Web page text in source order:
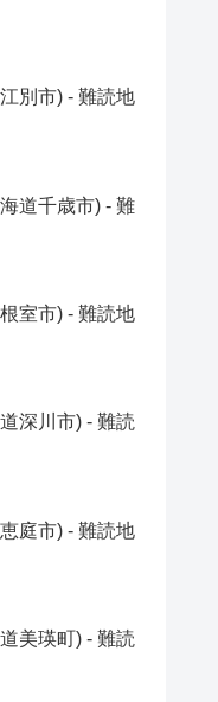
別市) - 難読地
道千歳市) - 難
室市) - 難読地
深川市) - 難読
庭市) - 難読地
美瑛町) - 難読